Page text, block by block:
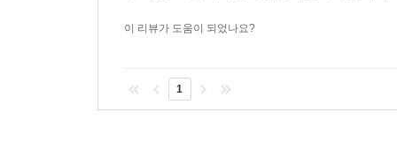
20세기 파리와 아방가르드에 대한 매우 흥
맛깔스럽게 신랄하고 대단히 흥미로우며 섹시하
예술사와 미스터리의 만남. 이보다 더 짜릿할 수
이 리뷰가 도움이 되었나요?
1